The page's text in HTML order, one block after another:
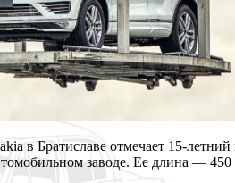
в Братиславе отмечает 15-
заводе. Ее длина —